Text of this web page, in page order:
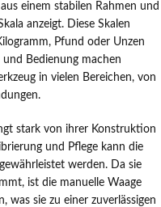
einem stabilen Rahmen und
anzeigt. Diese Skalen
Pfund oder Unzen
Bedienung machen
in vielen Bereichen, von
stark von ihrer Konstruktion
und Pflege kann die
werden. Da sie
ist die manuelle Waage
was sie zu einer zuverlässigen